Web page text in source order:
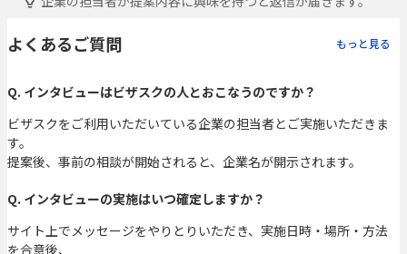
よくあるご質問 もっと見る
Q. インタビューはビザスクの人とおこなうのですか？
ビザスクをご利用いただいている企業の担当者とご実施いただきま
す。
提案後、事前の相談が開始されると、企業名が開示されます。
Q. インタビューの実施はいつ確定しますか？
サイト上でメッセージをやりとりいただき、実施日時・場所・方法
を合意後、